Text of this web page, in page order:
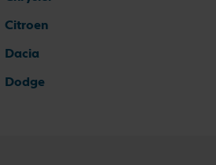
Citroen
Dacia
Dodge